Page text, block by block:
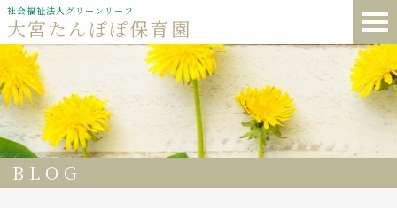
社会福祉法人グリーンリーフ
大宮たんぽぽ保育園
BLOG